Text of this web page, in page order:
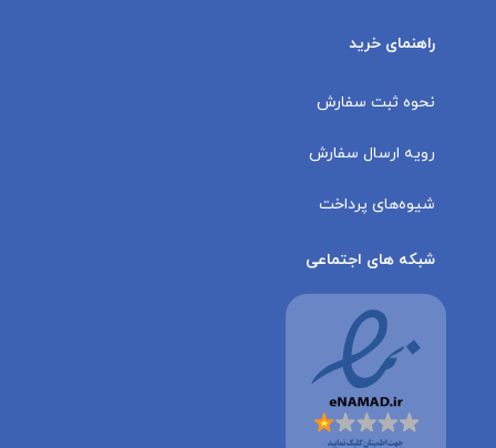
راهنمای خرید
نحوه ثبت سفارش
رویه ارسال سفارش
شیوه‌های پرداخت
شبکه های اجتماعی